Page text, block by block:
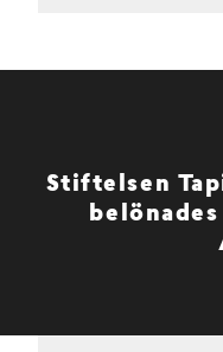
Stiftelsen